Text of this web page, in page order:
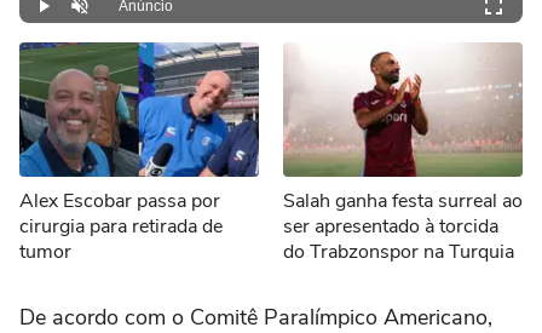
Play DesmutarAnúncio
Alex Escobar passa por
cirurgia para retirada de
tumor
Salah ganha festa surreal ao
ser apresentado à torcida
do Trabzonspor na Turquia
De acordo com o Comitê Paralímpico Americano,